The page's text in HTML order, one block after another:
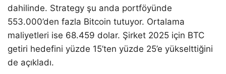
dahilinde. Strategy şu anda portföyünde
553.000’den fazla Bitcoin tutuyor. Ortalama
maliyetleri ise 68.459 dolar. Şirket 2025 için BTC
getiri hedefini yüzde 15’ten yüzde 25’e yükselttiğini
de açıkladı.